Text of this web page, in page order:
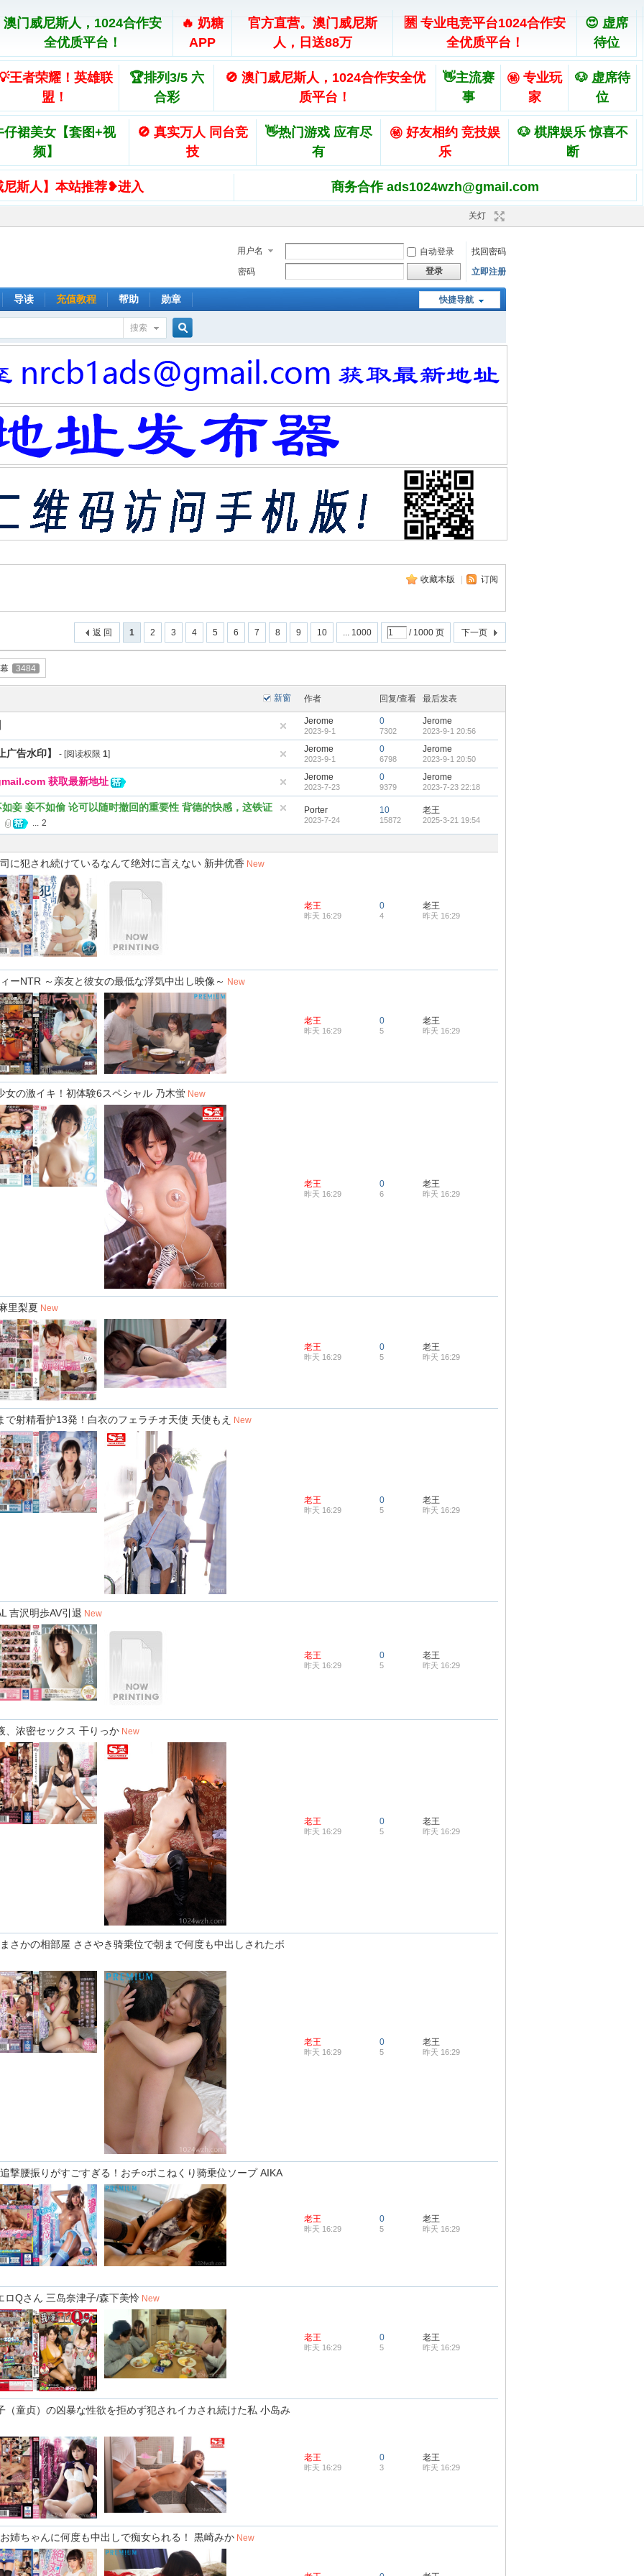
澳门威尼斯人，1024合作安
全优质平台！
🔥 奶糖
APP
官方直营。澳门威尼斯
人，日送88万
🈲 专业电竞平台1024合作安
全优质平台！
😍 虚席
待位
王者荣耀！英雄联
盟！
🏆排列3/5 六
合彩
🚫 澳门威尼斯人，1024合作安全优
质平台！
👋主流赛
事
㊙️ 专业玩
家
🐶 虚席待
位
仔裙美女【套图+视
频】
🚫 真实万人 同台竞
技
👋热门游戏 应有尽
有
㊙️ 好友相约 竞技娱
乐
🐶 棋牌娱乐 惊喜不
断
尼斯人】本站推荐❥进入 商务合作 ads1024wzh@gmail.com
关灯
用户名 自动登录
找回密码
密码
登录 立即注册
快捷导航
导读 充值教程 帮助 勋章
搜索
收藏本版 订阅
1 2 3 4 5 6 7 8 9 10 ... 1000 / 1000 页 下一页
返 回
3484
新窗 作者 回复/查看 最后发表
Jerome
2023-9-1
0
7302
Jerome
2023-9-1 20:56
告水印】 - [阅读权限 1] Jerome
2023-9-1
0
6798
Jerome
2023-9-1 20:50
获取最新地址 Jerome
2023-7-23
0
9379
Jerome
2023-7-23 22:18
妾 妾不如偷 论可以随时撤回的重要性 背德的快感，这铁证
... 2
Porter
2023-7-24
10
15872
老王
2025-3-21 19:54
に犯され続けているなんて绝対に言えない 新井优香 New
老王
昨天 16:29
0
4
老王
昨天 16:29
ーNTR ～亲友と彼女の最低な浮気中出し映像～ New
老王
昨天 16:29
0
5
老王
昨天 16:29
女の激イキ！初体験6スペシャル 乃木蛍 New
老王
昨天 16:29
0
6
老王
昨天 16:29
里梨夏 New
老王
昨天 16:29
0
5
老王
昨天 16:29
射精看护13発！白衣のフェラチオ天使 天使もえ New
老王
昨天 16:29
0
5
老王
昨天 16:29
吉沢明歩AV引退 New
老王
昨天 16:29
0
5
老王
昨天 16:29
、浓密セックス 干りっか New
老王
昨天 16:29
0
5
老王
昨天 16:29
さかの相部屋 ささやき骑乗位で朝まで何度も中出しされたボ
老王
昨天 16:29
0
5
老王
昨天 16:29
撃腰振りがすごすぎる！おチ○ポこねくり骑乗位ソープ AIKA
老王
昨天 16:29
0
5
老王
昨天 16:29
Qさん 三岛奈津子/森下美怜 New
老王
昨天 16:29
0
5
老王
昨天 16:29
童贞）の凶暴な性欲を拒めず犯されイカされ続けた私 小岛み
老王
昨天 16:29
0
3
老王
昨天 16:29
姉ちゃんに何度も中出しで痴女られる！ 黒崎みか New